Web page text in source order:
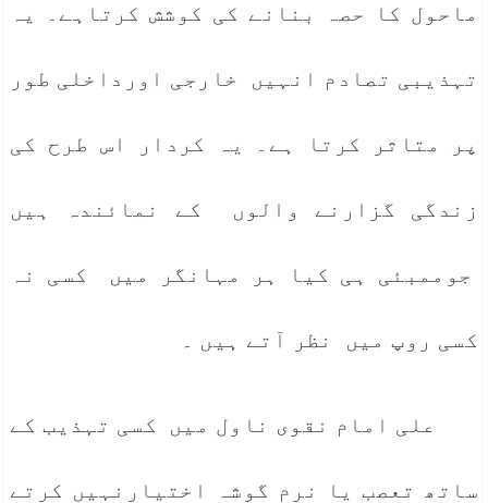
ماحول کا حصہ بنانے کی کوشش کرتاہے۔ یہ
تہذیبی تصادم انہیں خارجی اورداخلی طور
پر متاثر کرتا ہے۔ یہ کردار اس طرح کی
زندگی گزارنے والوں کے نمائندہ ہیں
جوممبئی ہی کیا ہر مہانگر میں کسی نہ
کسی روپ میں نظر آتے ہیں ۔
علی امام نقوی ناول میں کسی تہذیب کے
ساتھ تعصب یا نرم گوشہ اختیارنہیں کرتے